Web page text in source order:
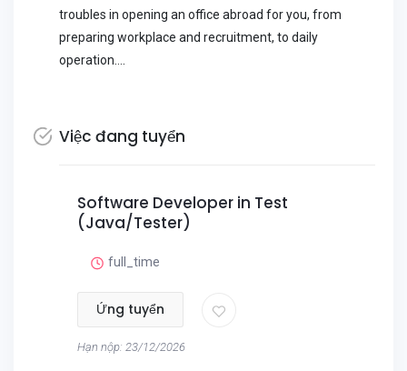
troubles in opening an office abroad for you, from
preparing workplace and recruitment, to daily
operation....
Việc đang tuyển
Software Developer in Test
(Java/Tester)
full_time
Ứng tuyển
Hạn nộp: 23/12/2026